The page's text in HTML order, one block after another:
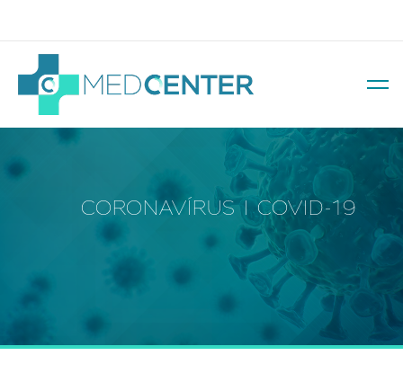
CORONAVÍRUS | COVID-19